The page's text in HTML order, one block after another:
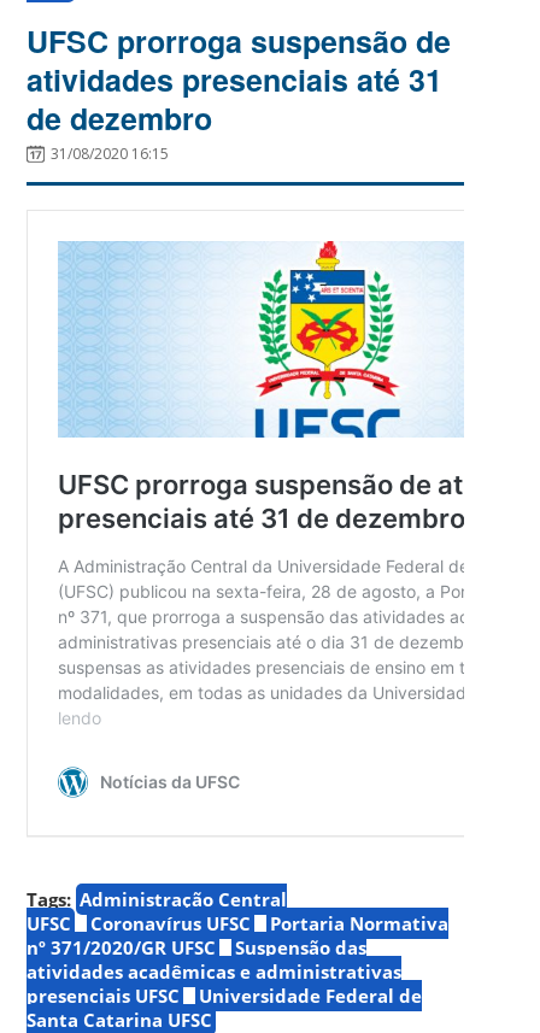
UFSC prorroga suspensão de
atividades presenciais até 31
de dezembro
31/08/2020 16:15
Tags: Administração Central
UFSC
Coronavírus UFSC
Portaria Normativa
nº 371/2020/GR UFSC
Suspensão das
atividades acadêmicas e administrativas
presenciais UFSC
Universidade Federal de
Santa Catarina UFSC